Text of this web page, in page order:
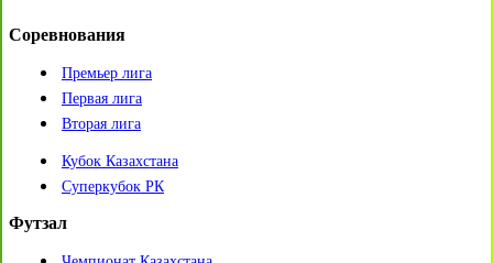
Соревнования
Премьер лига
Первая лига
Вторая лига
Кубок Казахстана
Суперкубок РК
Футзал